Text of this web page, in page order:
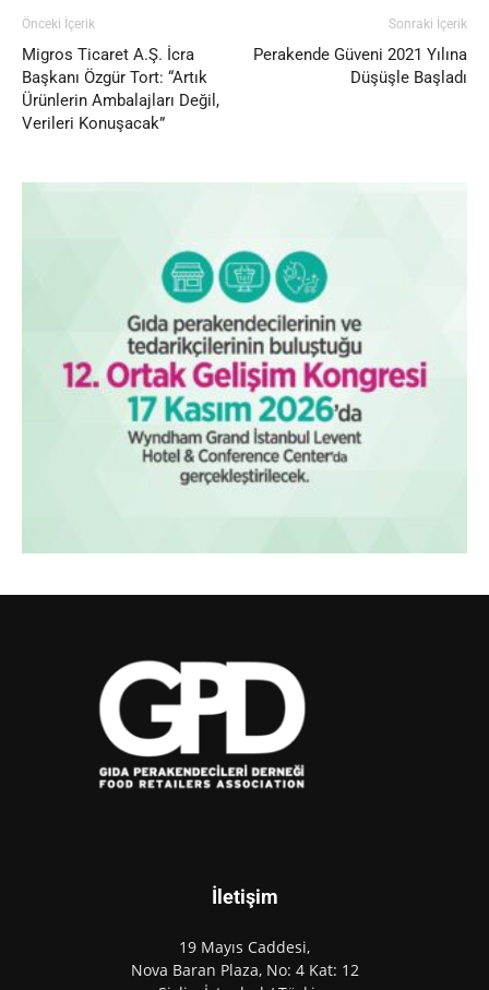
Önceki İçerik
Migros Ticaret A.Ş. İcra
Başkanı Özgür Tort: “Artık
Ürünlerin Ambalajları Değil,
Verileri Konuşacak”
Sonraki İçerik
Perakende Güveni 2021 Yılına
Düşüşle Başladı
İletişim
19 Mayıs Caddesi,
Nova Baran Plaza, No: 4 Kat: 12